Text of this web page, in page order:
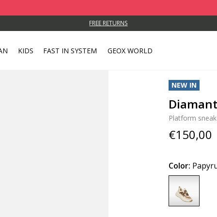
FREE RETURNS
KIDS FAST IN SYSTEM GEOX WORLD
NEW IN
Platform
€150,00
Color: